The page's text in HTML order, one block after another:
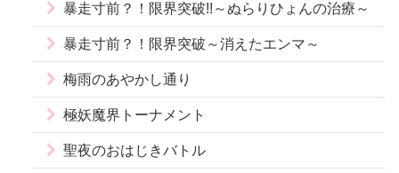
暴走寸前？！限界突破!!～ぬらりひょんの治療～
暴走寸前？！限界突破～消えたエンマ～
梅雨のあやかし通り
極妖魔界トーナメント
聖夜のおはじきバトル